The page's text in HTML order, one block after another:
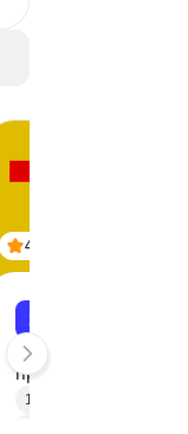
4.50
Профессия 1С-
программист
1С разработка